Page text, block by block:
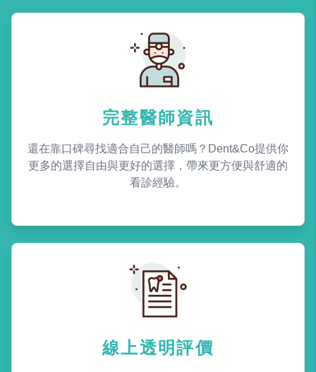
完整醫師資訊
還在靠口碑尋找適合自己的醫師嗎？Dent&Co提供你
更多的選擇自由與更好的選擇，帶來更方便與舒適的
看診經驗。
線上透明評價